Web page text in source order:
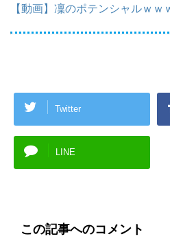
【動画】凜のポテンシャルｗｗ
Twitter
LINE
この記事へのコメント